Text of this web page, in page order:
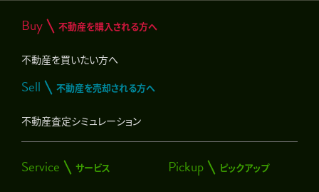
Buy 不動産を購入される方へ
不動産を買いたい方へ
Sell 不動産を売却される方へ
不動産査定シミュレーション
Service サービス Pickup ピックアップ